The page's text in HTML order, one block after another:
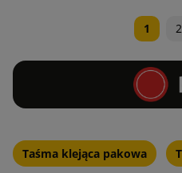
1 2
Taśma klejąca pakowa